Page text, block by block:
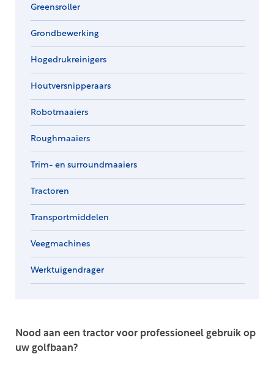
Greensroller
Grondbewerking
Hogedrukreinigers
Houtversnipperaars
Robotmaaiers
Roughmaaiers
Trim- en surroundmaaiers
Tractoren
Transportmiddelen
Veegmachines
Werktuigendrager
Nood aan een tractor voor professioneel gebruik op
uw golfbaan?